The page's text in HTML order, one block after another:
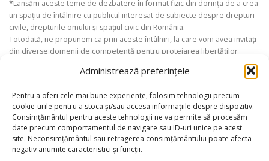
Administrează preferințele
Pentru a oferi cele mai bune experiențe, folosim tehnologii precum
cookie-urile pentru a stoca și/sau accesa informațiile despre dispozitiv.
Consimțământul pentru aceste tehnologii ne va permite să procesăm
date precum comportamentul de navigare sau ID-uri unice pe acest
site. Neconsimțământul sau retragerea consimțământului poate afecta
negativ anumite caracteristici și funcții.
*Lansăm aceste teme de dezbatere în format fizic din dorința de a crea
un spațiu de întâlnire cu publicul interesat de subiecte despre drepturi
civile, drepturile omului și spațiul civic din România.
Totodată, ne propunem ca prin aceste întâlniri, la care vom avea invitați
din diverse domenii de competență pentru protejarea libertăților
cetățenești și ale drepturilor omului, să creștem o comunitate offline
interesată și implicată în protejarea valorilor și principiilor democratice.
**Dezbaterile noastre se desfășoară sub principiile toleranței, civilității,
non-discriminării, utilizării unui limbaj incluziv, recunoașterii și respectării
diversității individuale, inclusiv a diversității de gen.
Seria de evenimente OFFLine Civic.